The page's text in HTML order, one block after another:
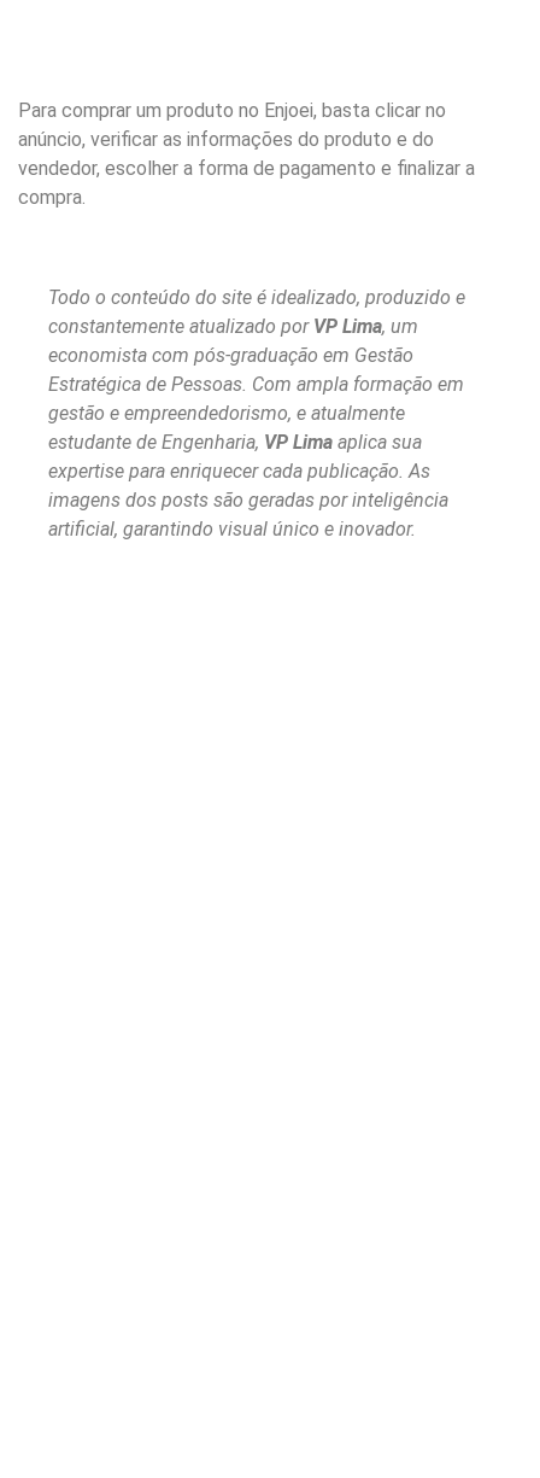
Para comprar um produto no Enjoei, basta clicar no
anúncio, verificar as informações do produto e do
vendedor, escolher a forma de pagamento e finalizar a
compra.
Todo o conteúdo do site é idealizado, produzido e
constantemente atualizado por VP Lima, um
economista com pós-graduação em Gestão
Estratégica de Pessoas. Com ampla formação em
gestão e empreendedorismo, e atualmente
estudante de Engenharia, VP Lima aplica sua
expertise para enriquecer cada publicação. As
imagens dos posts são geradas por inteligência
artificial, garantindo visual único e inovador.